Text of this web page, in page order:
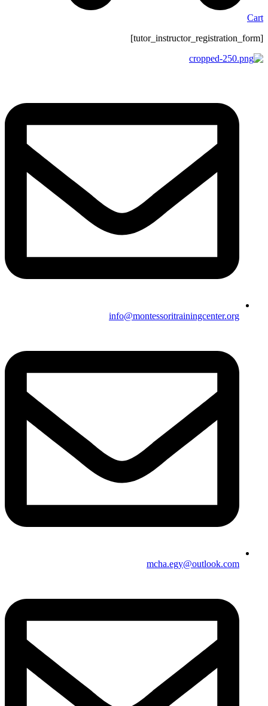
Cart
[tutor_instructor_registration_form]
info@montessoritrainingcenter.org
mcha.egy@outlook.com